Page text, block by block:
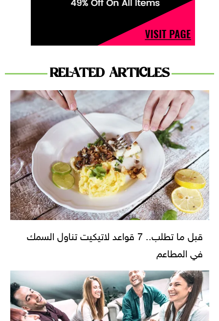
RELATED ARTICLES
قبل ما تطلب.. 7 قواعد لاتيكيت تناول السمك
في المطاعم